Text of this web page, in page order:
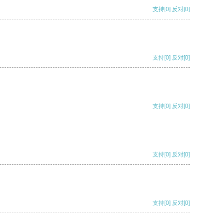
支持[0] 反对[0]
支持[0] 反对[0]
支持[0] 反对[0]
支持[0] 反对[0]
支持[0] 反对[0]